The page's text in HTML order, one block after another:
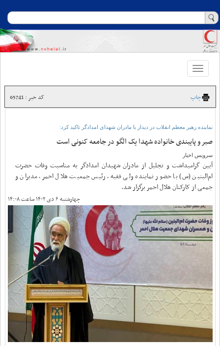
Toggle
navigation
چاپ کد خبر : 65741
نماینده رهبر معظم انقلاب در دیدار با مادران شهدای‌ امدادگر تاکید کرد:
صبر و پایبندی خانواده شهدا یک الگو در جامعه کنونی است
سرویس اخبار
آیین گرامیداشت و تجلیل از مادران شهیدان امداد‌گر به مناسبت وفات حضرت
ام‌البنین (س) با حضور نماینده ولی فقیه، رئیس جمعیت هلال احمر، مدیران و
جمعی از کارکنان هلال احمر برگزار شد.
چهارشنبه ۶ دی ۱۴۰۲ ساعت ۱۴:۰۸